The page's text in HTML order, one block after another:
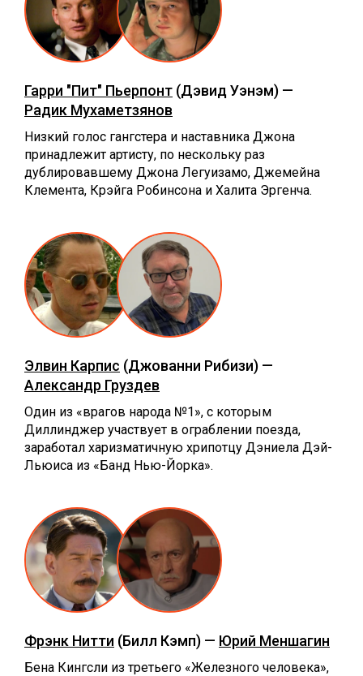
Гарри "Пит" Пьерпонт (Дэвид Уэнэм) —
Радик Мухаметзянов
Низкий голос гангстера и наставника Джона
принадлежит артисту, по нескольку раз
дублировавшему Джона Легуизамо, Джемейна
Клемента, Крэйга Робинсона и Халита Эргенча.
Элвин Карпис (Джованни Рибизи) —
Александр Груздев
Один из «врагов народа №1», с которым
Диллинджер участвует в ограблении поезда,
заработал харизматичную хрипотцу Дэниела Дэй-
Льюиса из «Банд Нью-Йорка».
Фрэнк Нитти (Билл Кэмп) — Юрий Меншагин
Бена Кингсли из третьего «Железного человека»,